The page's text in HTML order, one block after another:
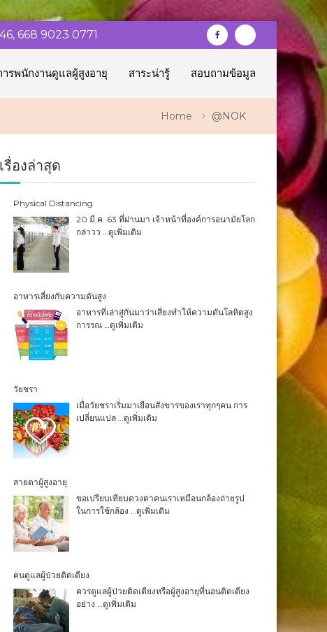
668 9023 0771 Facebook Gmail
รพนักงานดูแลผู้สูงอายุ สาระน่ารู้ สอบถามข้อมูล
Home @NOK
เรื่องล่าสุด
Physical Distancing
20 มี.ค. 63 ที่ผ่านมา เจ้าหน้าที่องค์การอนามัยโลก
กล่าวว …ดูเพิ่มเติม
อาหารเสี่ยงกับความดันสูง
อาหารที่เล่าสู่กันมาว่าเสี่ยงทำให้ความดันโลหิตสูง
การรณ …ดูเพิ่มเติม
วัยชรา
เมื่อวัยชราเริ่มมาเยือนสังขารของเราทุกๆคน การ
เปลี่ยนแปล …ดูเพิ่มเติม
สายตาผู้สูงอายุ
ขอเปรียบเทียบดวงตาคนเราเหมือนกล้องถ่ายรูป
ในการใช้กล้อง …ดูเพิ่มเติม
คนดูแลผู้ป่วยติดเตียง
ควรดูแลผู้ป่วยติดเตียงหรือผู้สูงอายุที่นอนติดเตียง
อย่าง …ดูเพิ่มเติม